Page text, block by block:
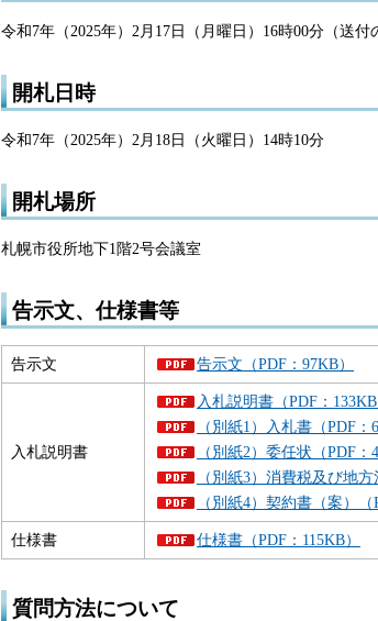
令和7年（2025年）2月17日（月曜日）16時00分（送付
開札日時
令和7年（2025年）2月18日（火曜日）14時10分
開札場所
札幌市役所地下1階2号会議室
告示文、仕様書等
告示文 告示文（PDF：97KB）
入札説明書
入札説明書（PDF：133KB
（別紙1）入札書（PDF：
（別紙2）委任状（PDF：
（別紙3）消費税及び地
（別紙4）契約書（案）（
仕様書 仕様書（PDF：115KB）
質問方法について